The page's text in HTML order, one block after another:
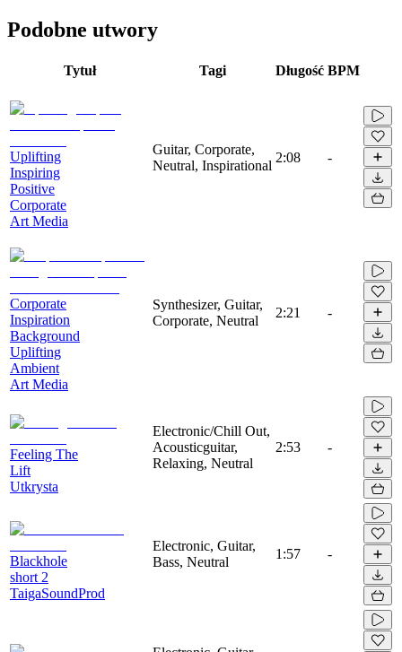
Podobne utwory
Tytuł Tagi Długość BPM
Uplifting
Inspiring
Positive
Corporate
Art Media
Guitar, Corporate,
Neutral, Inspirational
2:08 -
Corporate
Inspiration
Background
Uplifting
Ambient
Art Media
Synthesizer, Guitar,
Corporate, Neutral
2:21 -
Feeling The
Lift
Utkrysta
Electronic/Chill Out,
Acousticguitar,
Relaxing, Neutral
2:53 -
Blackhole
short 2
TaigaSoundProd
Electronic, Guitar,
Bass, Neutral
1:57 -